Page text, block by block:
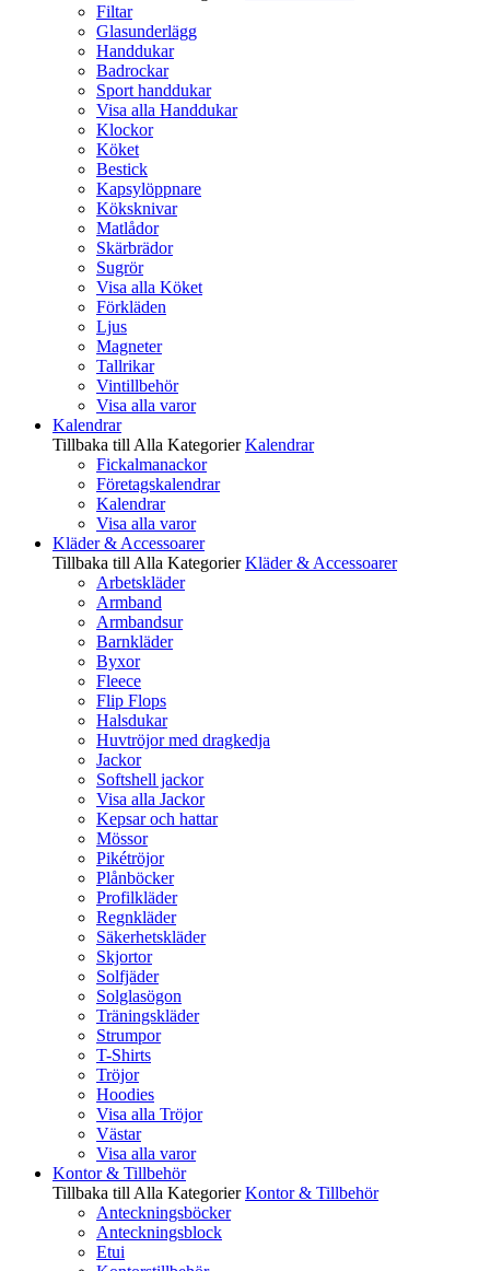
Filtar
Glasunderlägg
Handdukar
Badrockar
Sport handdukar
Visa alla Handdukar
Klockor
Köket
Bestick
Kapsylöppnare
Köksknivar
Matlådor
Skärbrädor
Sugrör
Visa alla Köket
Förkläden
Ljus
Magneter
Tallrikar
Vintillbehör
Visa alla varor
Kalendrar
Tillbaka till Alla Kategorier Kalendrar
Fickalmanackor
Företagskalendrar
Kalendrar
Visa alla varor
Kläder & Accessoarer
Tillbaka till Alla Kategorier Kläder & Accessoarer
Arbetskläder
Armband
Armbandsur
Barnkläder
Byxor
Fleece
Flip Flops
Halsdukar
Huvtröjor med dragkedja
Jackor
Softshell jackor
Visa alla Jackor
Kepsar och hattar
Mössor
Pikétröjor
Plånböcker
Profilkläder
Regnkläder
Säkerhetskläder
Skjortor
Solfjäder
Solglasögon
Träningskläder
Strumpor
T-Shirts
Tröjor
Hoodies
Visa alla Tröjor
Västar
Visa alla varor
Kontor & Tillbehör
Tillbaka till Alla Kategorier Kontor & Tillbehör
Anteckningsböcker
Anteckningsblock
Etui